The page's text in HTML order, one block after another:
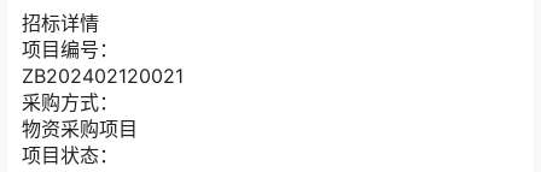
招标详情
项目编号：
ZB202402120021
采购方式：
物资采购项目
项目状态：